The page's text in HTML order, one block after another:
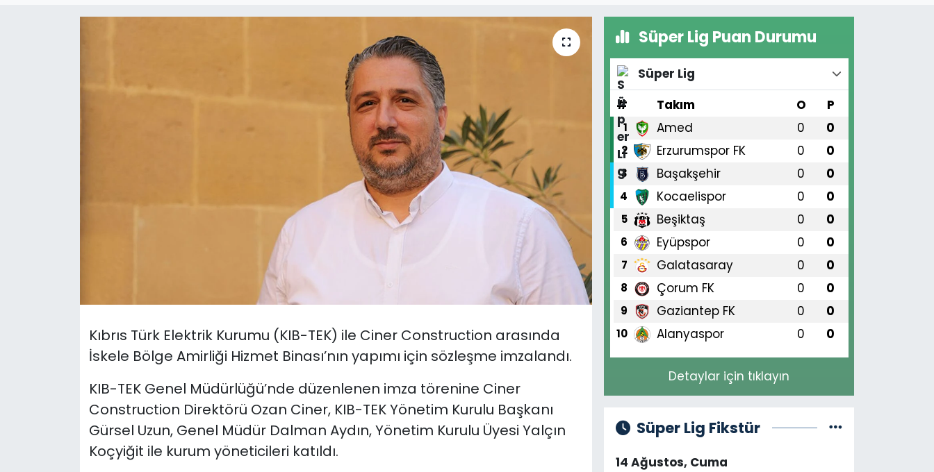
Kıbrıs Türk Elektrik Kurumu (KIB-TEK) ile Ciner Construction arasında
İskele Bölge Amirliği Hizmet Binası’nın yapımı için sözleşme imzalandı.
KIB-TEK Genel Müdürlüğü’nde düzenlenen imza törenine Ciner
Construction Direktörü Ozan Ciner, KIB-TEK Yönetim Kurulu Başkanı
Gürsel Uzun, Genel Müdür Dalman Aydın, Yönetim Kurulu Üyesi Yalçın
Koçyiğit ile kurum yöneticileri katıldı.
Süper Lig Puan Durumu
Süper Lig
#
Takım O P
1 Amed 0 0
2 Erzurumspor FK 0 0
3 Başakşehir 0 0
4 Kocaelispor 0 0
5 Beşiktaş 0 0
6 Eyüpspor 0 0
7 Galatasaray 0 0
8 Çorum FK 0 0
9 Gaziantep FK 0 0
10 Alanyaspor 0 0
Detaylar için tıklayın
Süper Lig Fikstür
14 Ağustos, Cuma
KKTC YEREL SEÇİM 2018
Politika
Teknoloji